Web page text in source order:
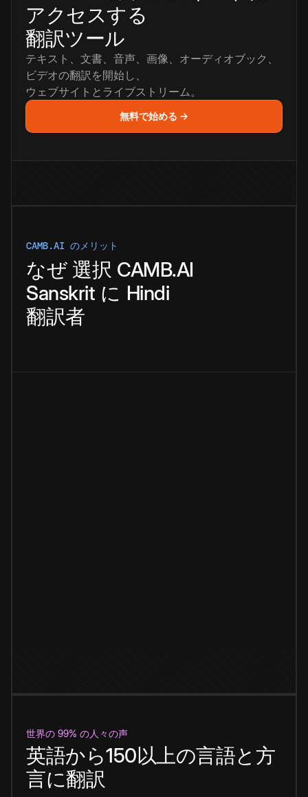
アクセスする
翻訳ツール
テキスト、文書、音声、画像、オーディオブック、
ビデオの翻訳を開始し、
ウェブサイトとライブストリーム。
無料で始める →
CAMB.AI のメリット
なぜ 選択 CAMB.AI
Sanskrit に Hindi
翻訳者
世界の 99% の人々の声
英語から150以上の言語と方
言に翻訳